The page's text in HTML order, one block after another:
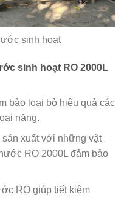
sinh hoạt
sinh hoạt RO 2000L
bảo loại bỏ hiệu quả các
nặng.
xuất với những vật
RO 2000L đảm bảo
RO giúp tiết kiệm